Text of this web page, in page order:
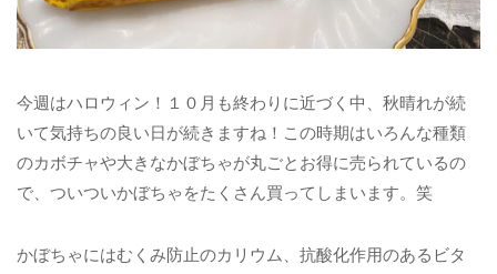
今週はハロウィン！１０月も終わりに近づく中、秋晴れが続
いて気持ちの良い日が続きますね！この時期はいろんな種類
のカボチャや大きなかぼちゃが丸ごとお得に売られているの
で、ついついかぼちゃをたくさん買ってしまいます。笑
かぼちゃにはむくみ防止のカリウム、抗酸化作用のあるビタ